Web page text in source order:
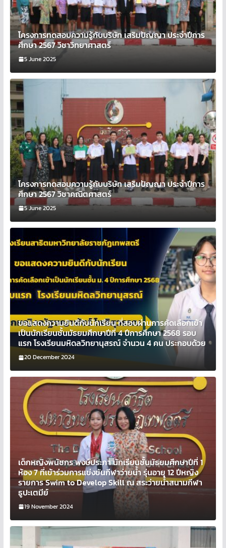
โครงการทดสอบความรู้กับบริษัท เสริมปัญญา ประจำปีการ
ศึกษา 2567 วิชาวิทยาศาสตร์
5 June 2025
โครงการทดสอบความรู้กับบริษัท เสริมปัญญา ประจำปีการ
ศึกษา 2567 วิชาคณิตศาสตร์
5 June 2025
ขอแสดงความยินดีกับนักเรียน ที่สอบผ่านการคัดเลือกเข้า
เป็นนักเรียนชั้นมัธยมศึกษาปีที่ 4 ปีการศึกษา 2568 รอบ
แรก โรงเรียนมหิดลวิทยานุสรณ์ จำนวน 4 คน ประกอบด้วย
20 December 2024
เด็กหญิงพนัชกร พงษ์ประภา นักเรียนชั้นมัธยมศึกษาปีที่ 1
ห้อง 7 ที่เข้าร่วมการแข่งขันกีฬาว่ายน้ำ รุ่นอายุ 12 ปีหญิง
รายการ Swim to Develop Skill ณ สระว่ายน้ำสนามกีฬา
ธูปะเตมีย์
19 November 2024